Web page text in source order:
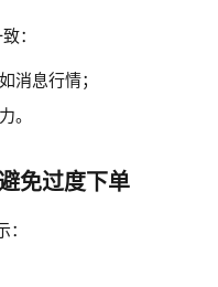
：
消息行情；
。
免过度下单